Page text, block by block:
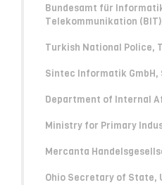
Bundesamt für
Telekommunikation
Turkish National Police,
Sintec Informatik
Department of Internal
Ministry for Primary
Mercanta
Ohio Secretary of State,